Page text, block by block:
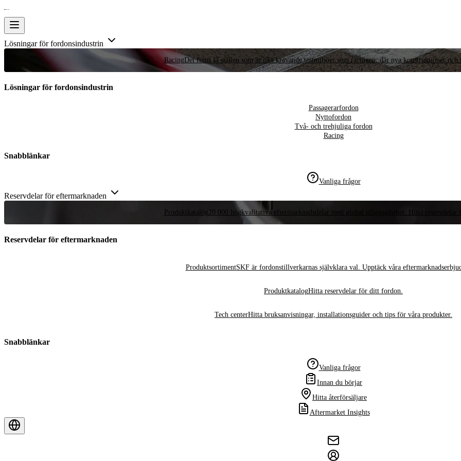
Lösningar för fordonsindustrin
RacingDet finns få ställen som är lika krävande testmiljöer som racingen, där nya konstruktioner och
Lösningar för fordonsindustrin
Passagerarfordon
Nyttofordon
Två- och trehjuliga fordon
Racing
Snabblänkar
Vanliga frågor
Reservdelar för eftermarknaden
Produktkatalog20 000 högkvalitativa eftermarknadsdelar med global tillgänglighet. Hitta reservdelar
Reservdelar för eftermarknaden
ProduktsortimentSKF är fordonstillverkarnas självklara val. Upptäck våra
ProduktkatalogHitta reservdelar för ditt fordon.
Tech centerHitta bruksanvisningar, installationsguider och tips för våra produkter.
Snabblänkar
Vanliga frågor
Innan du börjar
Hitta återförsäljare
Aftermarket Insights